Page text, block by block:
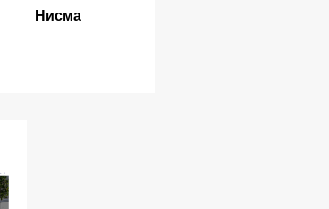
Нисма